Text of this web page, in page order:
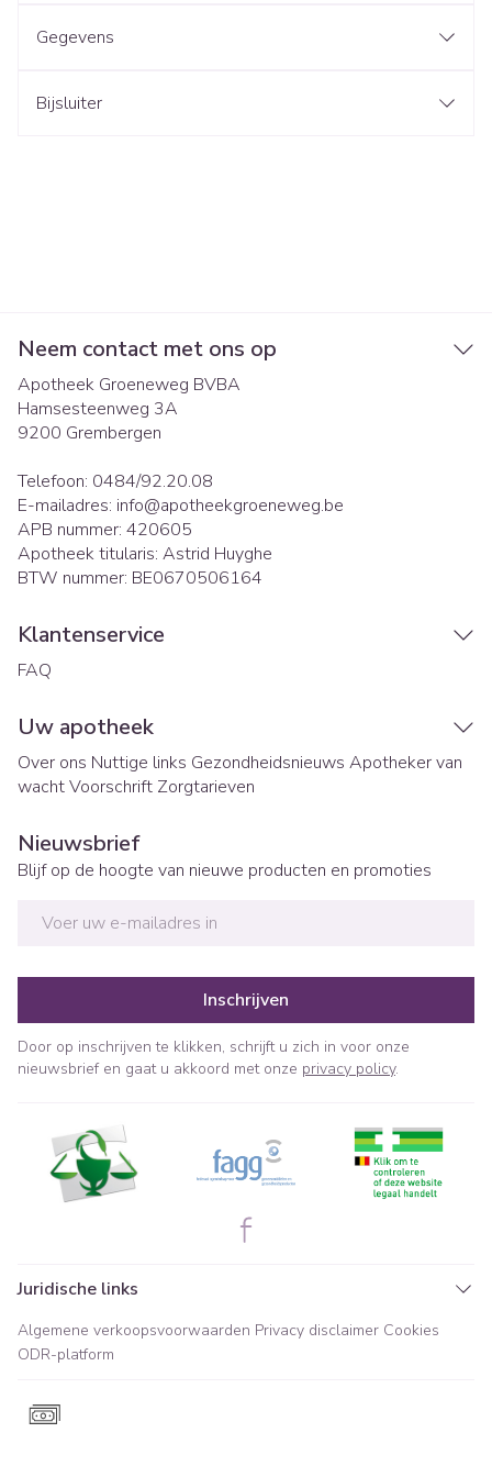
Gegevens
Bijsluiter
Neem contact met ons op
Apotheek Groeneweg BVBA
Hamsesteenweg 3A
9200 Grembergen
Telefoon: 0484/92.20.08
E-mailadres: info@apotheekgroeneweg.be
APB nummer: 420605
Apotheek titularis: Astrid Huyghe
BTW nummer: BE0670506164
Klantenservice
FAQ
Uw apotheek
Over ons Nuttige links Gezondheidsnieuws Apotheker van
wachtVoorschrift Zorgtarieven
Nieuwsbrief
Blijf op de hoogte van nieuwe producten en promoties
Inschrijven
Door op inschrijven te klikken, schrijft u zich in voor onze
nieuwsbrief en gaat u akkoord met onze privacy policy.
Juridische links
Algemene verkoopsvoorwaarden Privacy disclaimer Cookies
ODR-platform